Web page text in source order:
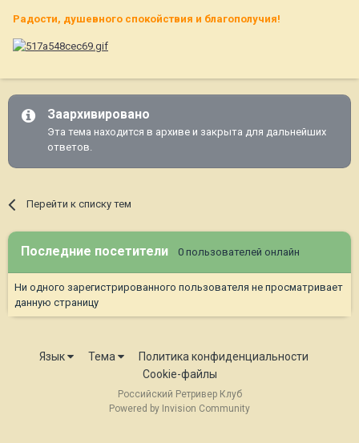
Радости, душевного спокойствия и благополучия!
Заархивировано
Эта тема находится в архиве и закрыта для дальнейших
ответов.
Перейти к списку тем
Последние посетители 0 пользователей онлайн
Ни одного зарегистрированного пользователя не просматривает
данную страницу
Язык Тема
Политика конфиденциальности
Cookie-файлы
Российский Ретривер Клуб
Powered by Invision Community